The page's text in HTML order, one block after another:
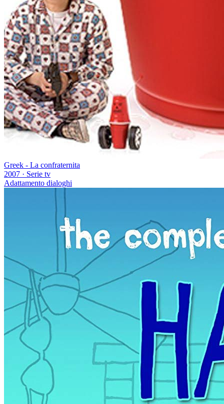
Greek - La confraternita
2007 · Serie tv
Adattamento dialoghi